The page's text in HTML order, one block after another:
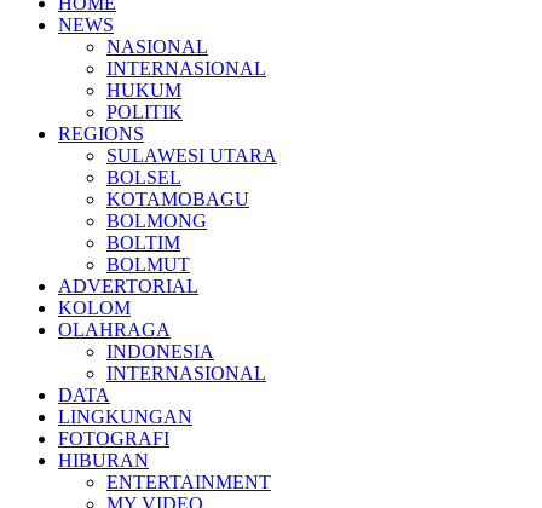
NEWS
NASIONAL
INTERNASIONAL
HUKUM
POLITIK
REGIONS
SULAWESI UTARA
BOLSEL
KOTAMOBAGU
BOLMONG
BOLTIM
BOLMUT
ADVERTORIAL
KOLOM
OLAHRAGA
INDONESIA
INTERNASIONAL
DATA
LINGKUNGAN
FOTOGRAFI
HIBURAN
ENTERTAINMENT